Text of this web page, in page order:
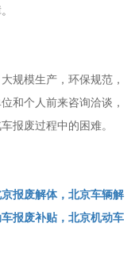
规模生产，环保规范，
和个人前来咨询洽谈，
报废过程中的困难。
报废解体，北京车辆解
报废补贴，北京机动车